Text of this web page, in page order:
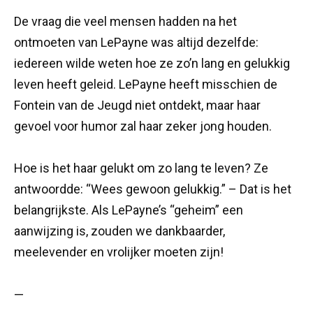
De vraag die veel mensen hadden na het
ontmoeten van LePayne was altijd dezelfde:
iedereen wilde weten hoe ze zo’n lang en gelukkig
leven heeft geleid. LePayne heeft misschien de
Fontein van de Jeugd niet ontdekt, maar haar
gevoel voor humor zal haar zeker jong houden.
Hoe is het haar gelukt om zo lang te leven? Ze
antwoordde: “Wees gewoon gelukkig.” – Dat is het
belangrijkste. Als LePayne’s “geheim” een
aanwijzing is, zouden we dankbaarder,
meelevender en vrolijker moeten zijn!
—